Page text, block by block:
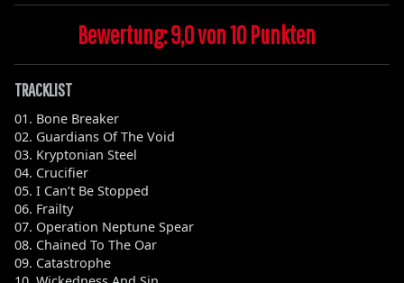
Bewertung: 9,0 von 10 Punkten
TRACKLIST
01. Bone Breaker
02. Guardians Of The Void
03. Kryptonian Steel
04. Crucifier
05. I Can’t Be Stopped
06. Frailty
07. Operation Neptune Spear
08. Chained To The Oar
09. Catastrophe